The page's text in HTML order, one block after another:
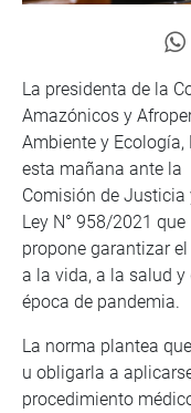
La presidenta de la
Amazónicos y
Ambiente y
esta mañana ante la
Comisión de Justicia
Ley N° 958/2021 que
propone garantizar
a la vida, a la salud
época de pandemia.
La norma plantea
u obligarla a
procedimiento